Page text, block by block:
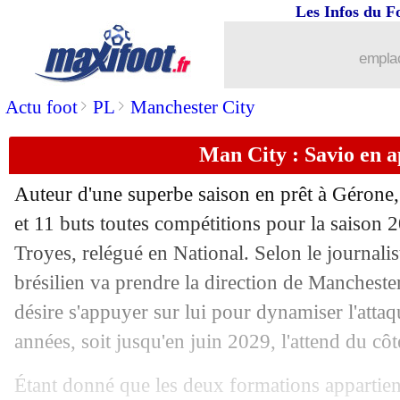
Actu foot> PL > Manchester City
Les Infos du
Man City : Savio en
Auteur d'une superbe saison en prêt à
et 11 buts toutes compétitions pour la saison
Troyes, relégué en National. Selon le
brésilien va prendre la direction de
désire s'appuyer sur lui pour dynamiser
années, soit jusqu'en juin 2029, l'attend du
Étant donné que les deux formations
: Paris SG-Monaco reporté
03/07 Bologne: Arsenal en pole pour
: Joselu taquine Kroos, qui
03/07 Milan: un oeil sur Yazici
03/07 Metz: Bologne débarque pour
03/07 Lens : Samba pas fermé à l'idée de
03/07 Fulham: Palhinha tout proche du
03/07 France-Portugal : Michael Oliver